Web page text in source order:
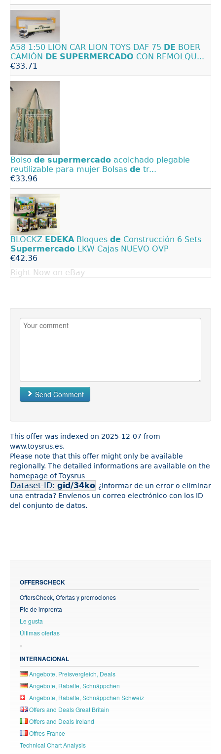
A58 1:50 LION CAR LION TOYS DAF 75 DE BOER
CAMIÓN
DE SUPERMERCADO CON REMOLQU...
€33.71
Bolso de supermercado acolchado plegable
reutilizable para mujer Bolsas de tr...
€33.96
BLOCKZ EDEKABloques de Construcción 6 Sets
Supermercado LKW Cajas NUEVO OVP
€42.36
Right Now on eBay
Send Comment
This offer was indexed on 2025-12-07 from
www.toysrus.es.
Please note that this offer might only be available
regionally. The detailed informations are available on the
homepage of Toysrus
Dataset-ID: gid/34ko ¿Informar de un error o eliminar
una entrada? Envíenos un correo electrónico con los ID
del conjunto de datos.
OFFERSCHECK
OffersCheck, Ofertas y promociones
Pie de imprenta
Le gusta
Últimas ofertas
INTERNACIONAL
Angebote, Preisvergleich, Deals
Angebote, Rabatte, Schnäppchen
Angebote, Rabatte, Schnäppchen Schweiz
Offers and Deals Great Britain
Offers and Deals Ireland
Offres France
Technical Chart Analysis